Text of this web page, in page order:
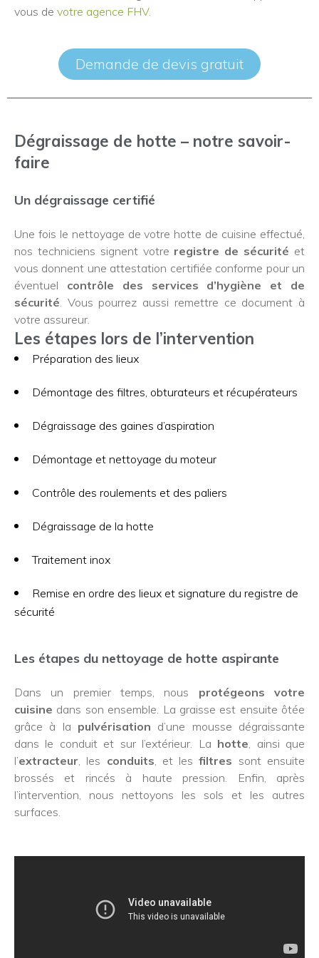
vous de votre agence FHV.
Demande de devis gratuit
Dégraissage de hotte – notre savoir-
faire
Un dégraissage certifié
Une fois le nettoyage de votre hotte de cuisine effectué,
nos techniciens signent votre registre de sécurité et
vous donnent une attestation certifiée conforme pour un
éventuel contrôle des services d’hygiène et de
sécurité . Vous pourrez aussi remettre ce document à
votre assureur.
Les étapes lors de l’intervention
Préparation des lieux
Démontage des filtres, obturateurs et récupérateurs
Dégraissage des gaines d’aspiration
Démontage et nettoyage du moteur
Contrôle des roulements et des paliers
Dégraissage de la hotte
Traitement inox
Remise en ordre des lieux et signature du registre de
sécurité
Les étapes du nettoyage de hotte aspirante
Dans un premier temps, nous protégeons votre
cuisine dans son ensemble. La graisse est ensuite ôtée
grâce à la pulvérisation d’une mousse dégraissante
dans le conduit et sur l’extérieur. La hotte , ainsi que
l’extracteur , les conduits , et lesfiltres sont ensuite
brossés et rincés à haute pression. Enfin, après
l’intervention, nous nettoyons les sols et les autres
surfaces.